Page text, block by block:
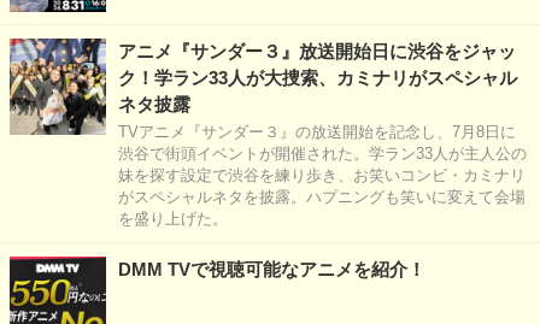
アニメ『サンダー３』放送開始日に渋谷をジャッ
ク！学ラン33人が大捜索、カミナリがスペシャル
ネタ披露
TVアニメ『サンダー３』の放送開始を記念し、7月8日に
渋谷で街頭イベントが開催された。学ラン33人が主人公の
妹を探す設定で渋谷を練り歩き、お笑いコンビ・カミナリ
がスペシャルネタを披露。ハプニングも笑いに変えて会場
を盛り上げた。
DMM TVで視聴可能なアニメを紹介！